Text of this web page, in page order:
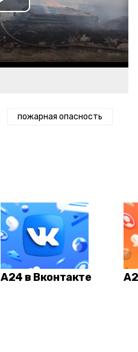
Play
Video
пожарная опасность
А24 в Вконтакте